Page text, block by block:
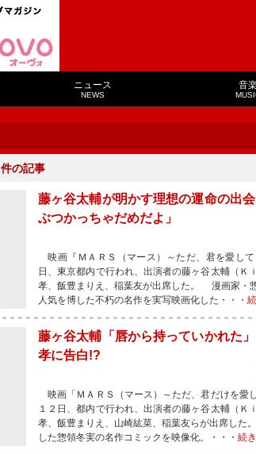
ニュース
NEWS
音
件の記事
藤ヶ谷太輔が明かす理想の運命の出
ぶつかっちゃだめだよ」
映画『ＭＡＲＳ（マース）～ただ、君を愛し
日、東京都内で行われ、出演者の藤ヶ谷太輔（Ｋ
孝、飯豊まりえ、稲葉友が出席した。 漫画家・
人気を博した不朽の名作を実写映画化した・・・
藤ヶ谷太輔「唇から持っていかれた
孝に告白!?
映画「ＭＡＲＳ（マース）～ただ、君だけを愛
１２日、都内で行われ、出演者の藤ヶ谷太輔（Ｋ
孝、飯豊まりえ、山崎紘菜、稲葉友らが出席し
した惣領冬実の名作コミックを映像化。・・・ 続